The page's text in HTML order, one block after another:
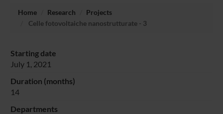
Home Research
Projects
Celle fotovoltaiche nanostrutturate - 3
Starting date
July 1, 2021
Duration (months)
14
Departments